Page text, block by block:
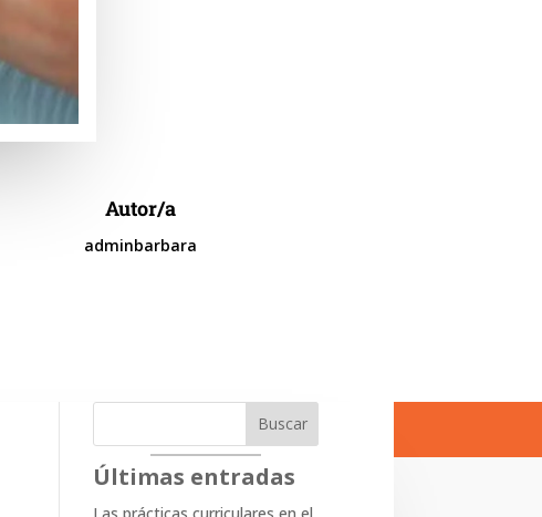
Autor/a
adminbarbara
Buscar
Últimas entradas
Las prácticas curriculares en el